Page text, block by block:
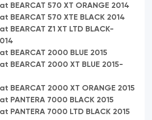
BEARCAT 570 XT ORANGE 2014
BEARCAT 570 XTE BLACK 2014
BEARCAT Z1 XT LTD BLACK-
BEARCAT 2000 BLUE 2015
BEARCAT 2000 XT BLUE 2015-
BEARCAT 2000 XT ORANGE 2015
PANTERA 7000 BLACK 2015
PANTERA 7000 LTD BLACK 2015